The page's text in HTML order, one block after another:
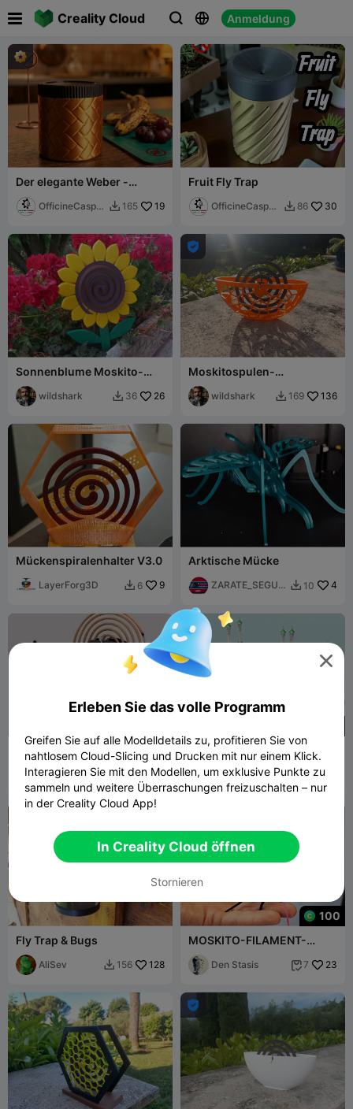
Creality Cloud   Anmeldung
 
Der elegante Weber -
Fruchtfliegenfalle
OfficineCasper  165 19
Fruit Fly Trap
OfficineCasper
 86 30
Sonnenblume Moskito-
Spulenhalter
wildshark  36 26

Moskitospulen-
Vasenhalter (belüftete
Version)
wildshark  169 136
Mückenspiralenhalter V3.0
LayerForg3D  6 9
Arktische Mücke
ZARATE_SEGUR  10 4
Schnecken-
Räucherspiralenhalter
Edna Lab  66 33
MASJID AL-HARAM KSA -
THE KAABA, KINGDOM OF
SAUDI ARABIA
ARROW-
STUDIO
17
Fly Trap & Bugs
AliSev  156 128
100
MOSKITO-FILAMENT-
STAUBFILTER
Den Stasis  7 23


Erleben Sie das volle Programm
Greifen Sie auf alle Modelldetails zu, profitieren Sie von
nahtlosem Cloud-Slicing und Drucken mit nur einem Klick.
Interagieren Sie mit den Modellen, um exklusive Punkte zu
sammeln und weitere Überraschungen freizuschalten – nur
in der Creality Cloud App!
In Creality Cloud öffnen
Stornieren